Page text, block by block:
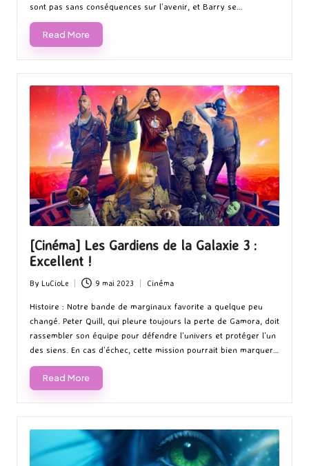
sont pas sans conséquences sur l’avenir, et Barry se…
Read More
[Cinéma] Les Gardiens de la Galaxie 3 :
Excellent !
Posted
by
By LuCioLe 9 mai 2023
Posted
in
Cinéma
Histoire : Notre bande de marginaux favorite a quelque peu
changé. Peter Quill, qui pleure toujours la perte de Gamora, doit
rassembler son équipe pour défendre l’univers et protéger l’un
des siens. En cas d’échec, cette mission pourrait bien marquer…
Read More